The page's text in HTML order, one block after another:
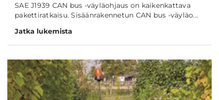
SAE J1939 CAN bus -väyläohjaus on kaikenkattava
pakettiratkaisu. Sisäänrakennetun CAN bus -väyläo...
Jatka lukemista